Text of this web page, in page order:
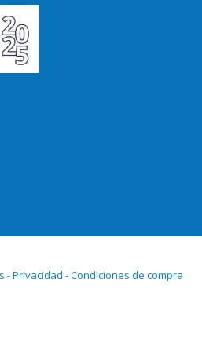
- Privacidad - Condiciones de compra